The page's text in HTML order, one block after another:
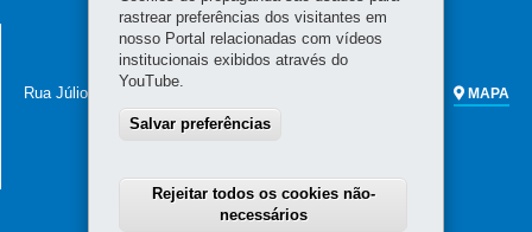
EPR COMUNICAÇÃO
Rua Júlio Perneta, 695 - Mercês
MAPA
41 3331-7460|eparana@eparana.pr.gov.br
rastrear preferências dos visitantes em
nosso Portal relacionadas com vídeos
institucionais exibidos através do
YouTube.
Salvar preferências
Rejeitar todos os cookies não-
necessários